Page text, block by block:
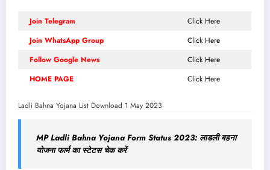
Join Telegram
Click Here
Join WhatsApp Group
Click Here
Follow Google News
Click Here
HOME PAGE
Click Here
Ladli Bahna Yojana List Download 1 May 2023
MP Ladli Bahna Yojana Form Status 2023: लाडली बहना
योजना फार्म का स्टेटस चेक करें